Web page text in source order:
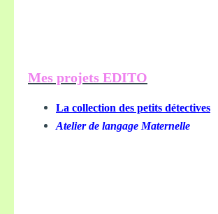
Mes projets EDITO
La collection des petits détectives
Atelier de langage Maternelle